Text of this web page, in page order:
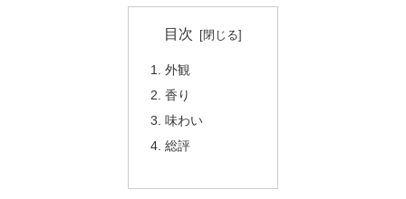
目次
外観
香り
味わい
総評